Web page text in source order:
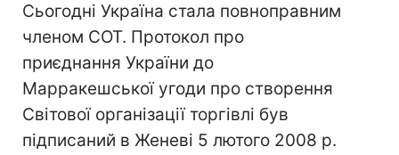
Сьогодні Україна стала повноправним
членом СОТ. Протокол про
приєднання України до
Марракешської угоди про створення
Світової організації торгівлі був
підписаний в Женеві 5 лютого 2008 р.